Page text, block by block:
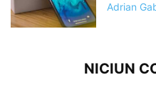
Adrian
NICIUN